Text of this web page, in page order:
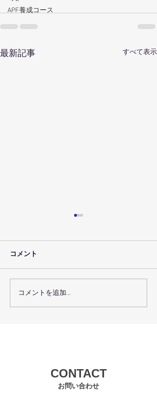
APF養成コース
最新記事 すべて表示
７月３０日（金）のレッ
スン予定
コメント
コメントを追加…
お問い合わせ
CONTACT